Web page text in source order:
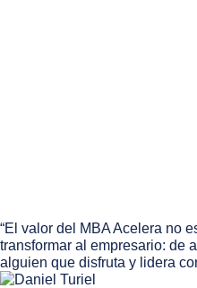
“El valor del MBA Acelera no
transformar al empresario: de
alguien que disfruta y lidera